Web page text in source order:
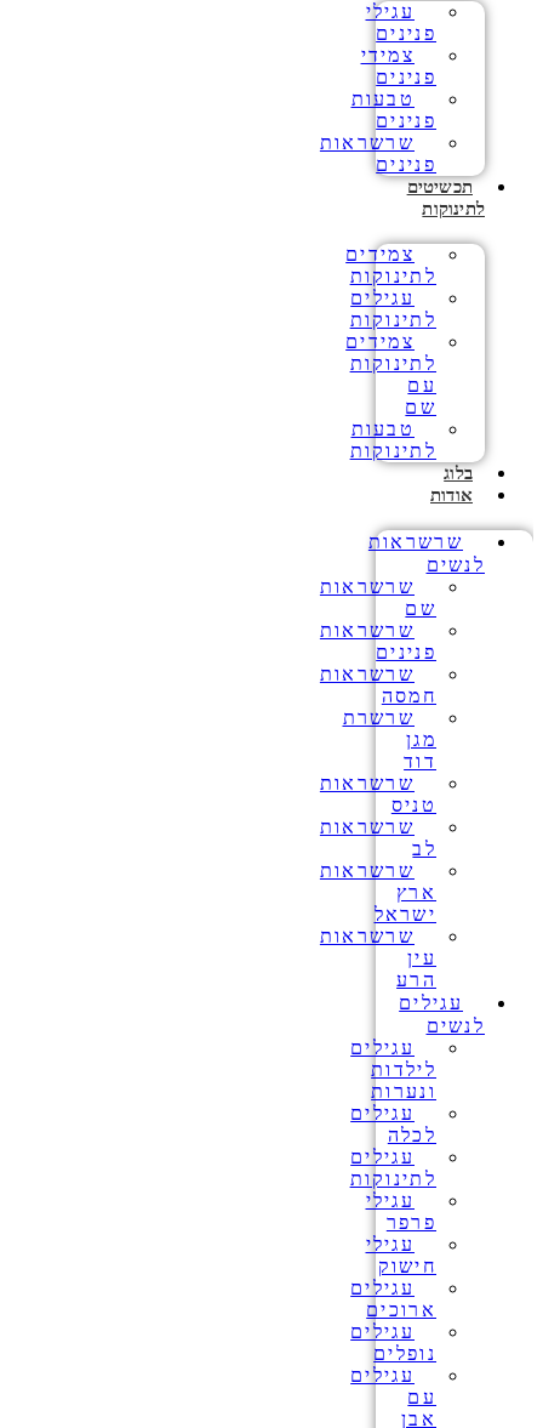
עגילי
פנינים
צמידי
פנינים
טבעות
פנינים
שרשראות
פנינים
תכשיטים
לתינוקות
צמידים
לתינוקות
עגילים
לתינוקות
צמידים
לתינוקות
עם
שם
טבעות
לתינוקות
בלוג
אודות
שרשראות
לנשים
שרשראות
שם
שרשראות
פנינים
שרשראות
חמסה
שרשרת
מגן
דוד
שרשראות
טניס
שרשראות
לב
שרשראות
ארץ
ישראל
שרשראות
עין
הרע
עגילים
לנשים
עגילים
לילדות
ונערות
עגילים
לכלה
עגילים
לתינוקות
עגילי
פרפר
עגילי
חישוק
עגילים
ארוכים
עגילים
נופלים
עגילים
עם
אבן